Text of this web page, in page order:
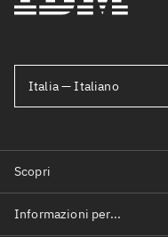
Italia — Italiano